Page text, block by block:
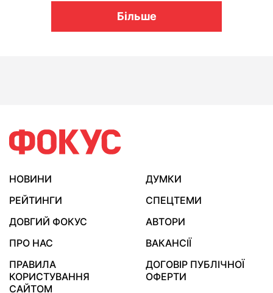
Більше
НОВИНИ
ДУМКИ
РЕЙТИНГИ
СПЕЦТЕМИ
ДОВГИЙ ФОКУС
АВТОРИ
ПРО НАС
ВАКАНСІЇ
ПРАВИЛА
КОРИСТУВАННЯ
САЙТОМ
ДОГОВІР ПУБЛІЧНОЇ
ОФЕРТИ